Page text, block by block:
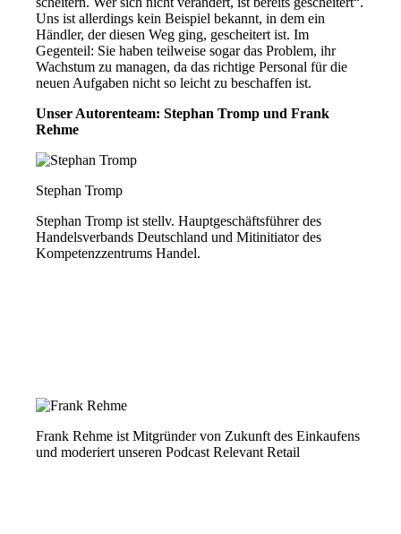
Uns ist allerdings kein Beispiel bekannt, in dem ein
Händler, der diesen Weg ging, gescheitert ist. Im
Gegenteil: Sie haben teilweise sogar das Problem, ihr
Wachstum zu managen, da das richtige Personal für die
neuen Aufgaben nicht so leicht zu beschaffen ist.
Unser Autorenteam: Stephan Tromp und Frank
Rehme
Stephan Tromp
Stephan Tromp ist stellv. Hauptgeschäftsführer des
Handelsverbands Deutschland und Mitinitiator des
Kompetenzzentrums Handel.
Frank Rehme ist Mitgründer von Zukunft des Einkaufens
und moderiert unseren Podcast Relevant Retail